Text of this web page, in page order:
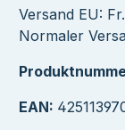
Versand EU:
Normaler
EAN: